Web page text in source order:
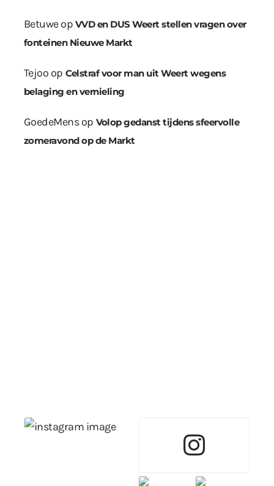
Betuweop VVD en DUS Weert stellen vragen over
fonteinen Nieuwe Markt
Tejoo op Celstraf voor man uit Weert wegens
belaging en vernieling
GoedeMensop Volop gedanst tijdens sfeervolle
zomeravond op de Markt